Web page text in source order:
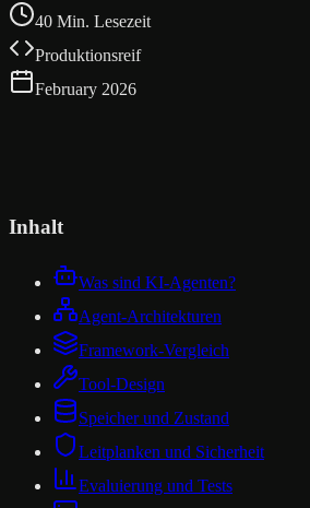
40 Min. Lesezeit
Produktionsreif
February 2026
Inhalt
Was sind KI-Agenten?
Agent-Architekturen
Framework-Vergleich
Tool-Design
Speicher und Zustand
Leitplanken und Sicherheit
Evaluierung und Tests